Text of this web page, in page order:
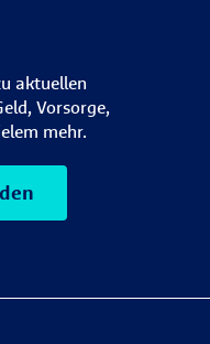
aktuellen
Vorsorge,
mehr.